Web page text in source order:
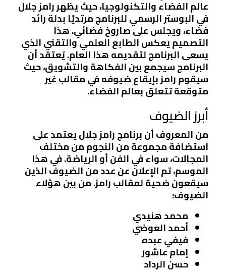
عالم الفضاء والتكنولوجيا، حيث يظهر رامز جلال
في البوستر الرسمي للبرنامج مرتديًا بدلة رائد
فضاء، ويجلس على صاروخ فضائي. هذا
التصميم يعكس الطابع العلمي والتقني الذي
يسعى البرنامج لتقديمه هذا العام. يُعتقد أن
البرنامج سيجمع بين الفكاهة والتشويق، حيث
سيقوم رامز بإيقاع ضيوفه في مقالب غير
متوقعة تتعلق بعالم الفضاء.
أبرز الضيوف
من المعروف أن برنامج رامز جلال يعتمد على
استضافة مجموعة من النجوم من مختلف
المجالات، سواء في الفن أو الرياضة. في هذا
الموسم، تم الإعلان عن عدد من الضيوف الذين
سيقعون ضحية لمقالب رامز. من بين هؤلاء
الضيوف:
محمد هنيدي
أحمد العوضي
فيفي عبده
إمام عاشور
حسن الرداد